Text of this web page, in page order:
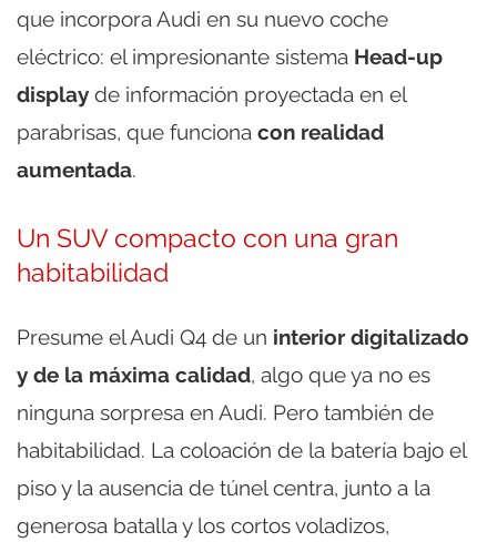
que incorpora Audi en su nuevo coche
eléctrico: el impresionante sistema Head-up
display de información proyectada en el
parabrisas, que funciona con realidad
aumentada.
Un SUV compacto con una gran
habitabilidad
Presume el Audi Q4 de un interior digitalizado
y de la máxima calidad, algo que ya no es
ninguna sorpresa en Audi. Pero también de
habitabilidad. La coloación de la batería bajo el
piso y la ausencia de túnel centra, junto a la
generosa batalla y los cortos voladizos,